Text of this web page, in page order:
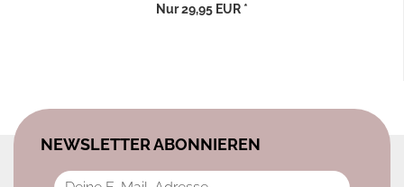
Nur 29,95 EUR *
NEWSLETTER ABONNIEREN